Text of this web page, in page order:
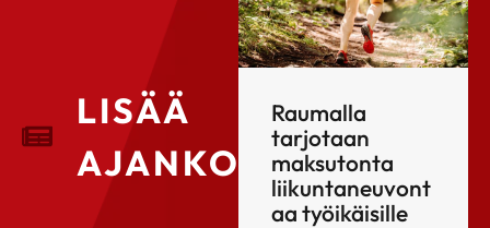
LISÄÄ
AJANKOHTAISTA
Raumalla
tarjotaan
maksutonta
liikuntaneuvont
aa työikäisille